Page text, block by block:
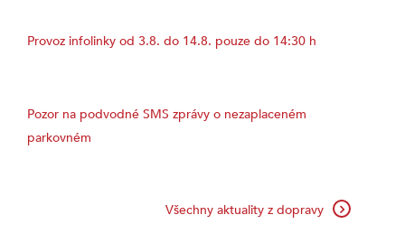
Provoz infolinky od 3.8. do 14.8. pouze do 14:30 h
Pozor na podvodné SMS zprávy o nezaplaceném
parkovném
Všechny aktuality z dopravy